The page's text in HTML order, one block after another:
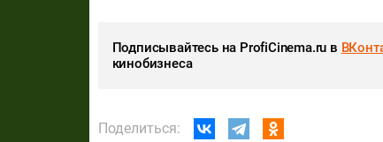
Подписывайтесь на ProfiCinema.ru в
кинобизнеса
Поделиться: